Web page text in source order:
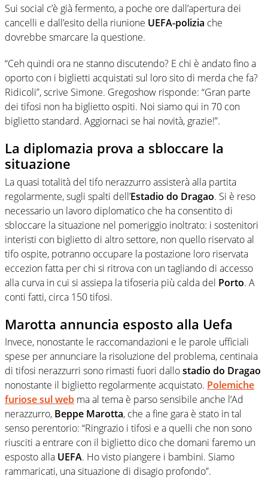
Sui social c’è già fermento, a poche ore dall’apertura dei
cancelli e dall’esito della riunione UEFA-polizia che
dovrebbe smarcare la questione.
“Ceh quindi ora ne stanno discutendo? E chi è andato fino a
oporto con i biglietti acquistati sul loro sito di merda che fa?
Ridicoli”, scrive Simone. Gregoshow risponde: “Gran parte
dei tifosi non ha biglietto ospiti. Noi siamo qui in 70 con
biglietto standard. Aggiornaci se hai novità, grazie!”.
La diplomazia prova a sbloccare la
situazione
La quasi totalità del tifo nerazzurro assisterà alla partita
regolarmente, sugli spalti dell’Estadio do Dragao. Si è reso
necessario un lavoro diplomatico che ha consentito di
sbloccare la situazione nel pomeriggio inoltrato: i sostenitori
interisti con biglietto di altro settore, non quello riservato al
tifo ospite, potranno occupare la postazione loro riservata
eccezion fatta per chi si ritrova con un tagliando di accesso
alla curva in cui si assiepa la tifoseria più calda del Porto. A
conti fatti, circa 150 tifosi.
Marotta annuncia esposto alla Uefa
Invece, nonostante le raccomandazioni e le parole ufficiali
spese per annunciare la risoluzione del problema, centinaia
di tifosi nerazzurri sono rimasti fuori dallostadio do Dragao
nonostante il biglietto regolarmente acquistato. Polemiche
furiose sul web ma al tema è parso sensibile anche l’Ad
nerazzurro, Beppe Marotta, che a fine gara è stato in tal
senso perentorio: “Ringrazio i tifosi e a quelli che non sono
riusciti a entrare con il biglietto dico che domani faremo un
esposto alla UEFA. Ho visto piangere i bambini. Siamo
rammaricati, una situazione di disagio profondo”.